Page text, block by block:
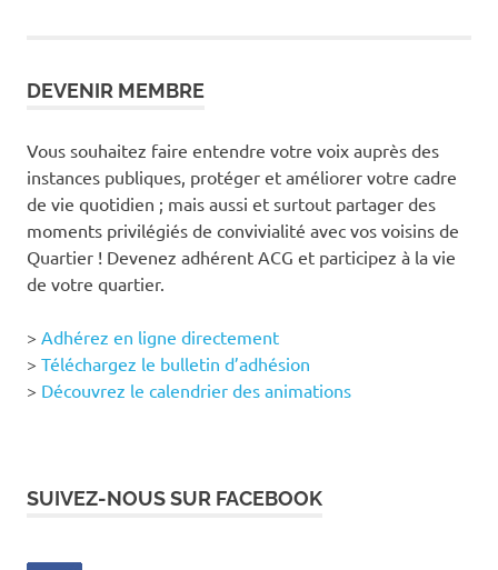
DEVENIR MEMBRE
Vous souhaitez faire entendre votre voix auprès des
instances publiques, protéger et améliorer votre cadre
de vie quotidien ; mais aussi et surtout partager des
moments privilégiés de convivialité avec vos voisins de
Quartier ! Devenez adhérent ACG et participez à la vie
de votre quartier.
> Adhérez en ligne directement
> Téléchargez le bulletin d’adhésion
> Découvrez le calendrier des animations
SUIVEZ-NOUS SUR FACEBOOK